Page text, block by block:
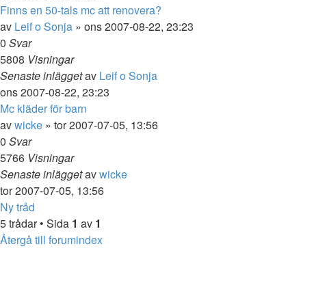
Finns en 50-tals mc att renovera?
av Leif o Sonja » ons 2007-08-22, 23:23
0 Svar
5808 Visningar
Senaste inläggetav Leif o Sonja
ons 2007-08-22, 23:23
Mc kläder för barn
avwicke » tor 2007-07-05, 13:56
0 Svar
5766 Visningar
Senaste inläggetavwicke
tor 2007-07-05, 13:56
Ny tråd
5 trådar • Sida 1 av 1
Återgå till forumindex